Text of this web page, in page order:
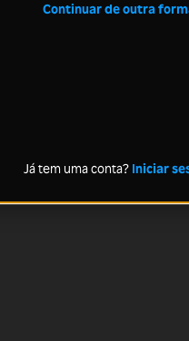
Continuar de outra
Já tem uma conta? Iniciar